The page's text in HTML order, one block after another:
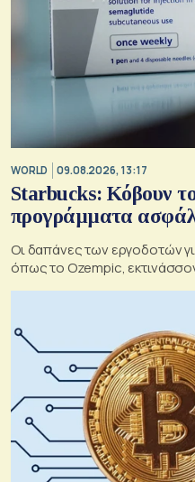
WORLD 09.08.2026, 13:17
Starbucks: Κόβουν
προγράμματα
Οι δαπάνες των εργοδοτών
όπως το Ozempic,